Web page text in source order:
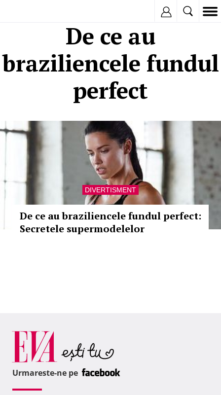
De ce au
braziliencele fundul
perfect
DIVERTISMENT
De ce au braziliencele fundul perfect:
Secretele supermodelelor
Urmareste-ne pe